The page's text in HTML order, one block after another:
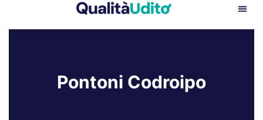
Pontoni Codroipo